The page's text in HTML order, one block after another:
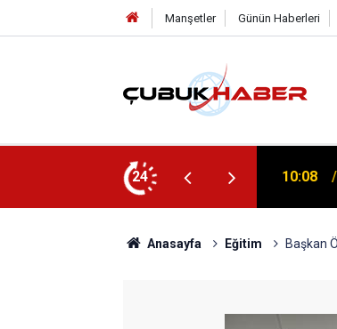
Manşetler Günün Haberleri
24 12:06
Anasayfa Eğitim Başkan